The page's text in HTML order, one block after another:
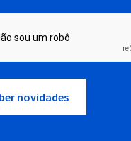
novidades